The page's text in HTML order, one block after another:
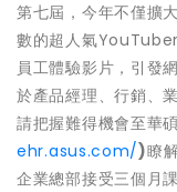
第七屆，今年不僅擴
數的超人氣
員工體驗影片，引發
於產品經理、行銷、
請把握難得機會至華
ehr.asus.com/)瞭
企業總部接受三個月